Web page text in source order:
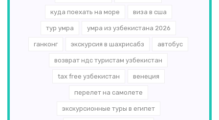
куда поехать на море виза в сша
тур умра умра из узбекистана 2026
ганконг экскурсия в шахрисабз автобус
возврат ндс туристам узбекистан
tax free узбекистан венеция
перелет на самолете
экскурсионные туры в египет